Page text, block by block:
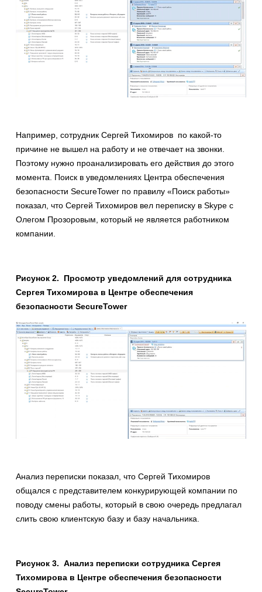
Например, сотрудник Сергей Тихомиров по какой-то
причине не вышел на работу и не отвечает на звонки.
Поэтому нужно проанализировать его действия до этого
момента. Поиск в уведомлениях Центра обеспечения
безопасности SecureTower по правилу «Поиск работы»
показал, что Сергей Тихомиров вел переписку в Skype с
Олегом Прозоровым, который не является работником
компании.
Рисунок 2. Просмотр уведомлений для сотрудника
Сергея Тихомирова в Центре обеспечения
безопасности SecureTower
Анализ переписки показал, что Сергей Тихомиров
общался с представителем конкурирующей компании по
поводу смены работы, который в свою очередь предлагал
слить свою клиентскую базу и базу начальника.
Рисунок 3. Анализ переписки сотрудника Сергея
Тихомирова в Центре обеспечения безопасности